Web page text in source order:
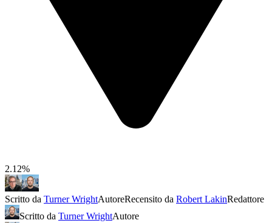
2.12%
Scritto da Turner WrightAutoreRecensito da Robert LakinRedattore
Scritto da Turner WrightAutore